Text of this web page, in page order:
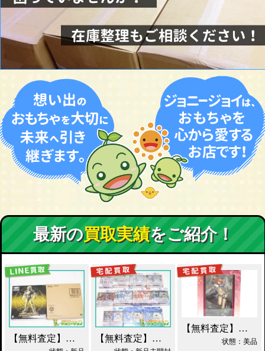
最新の買取実績をご紹介！
【無料査定】昭和レトロ玩具歓迎 ｜ S.I.C. 仮面ライダーオーズ ラトラーターコンボ買取 【無料査定】昭和レトロ玩具歓迎 ｜ ガンダムフィックスフィギュレーション GFF おまとめ買取！
【無料査定】昭和レトロ玩具歓迎 ｜ アルター 百花繚乱 千姫 買取！
状態：美品